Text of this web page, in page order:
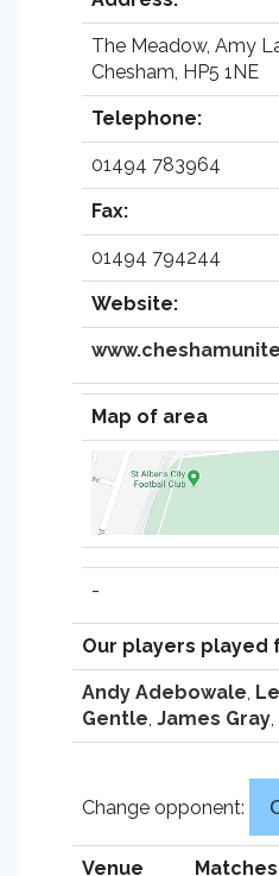
The Meadow, Amy
Chesham, HP5 1NE
Telephone:
01494 783964
Fax:
01494 794244
Website:
Map of area
-
Our players played
Andy Adebowale,
Gentle, James Gray,
Change opponent:
Venue Matches